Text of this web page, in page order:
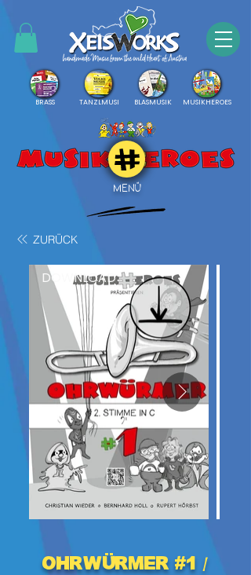
BRASS TANZLMUSI BLASMUSIK MUSIKHEROES
MENÜ
ZURÜCK
DOWNLOAD
Ohrwürmer #1 /